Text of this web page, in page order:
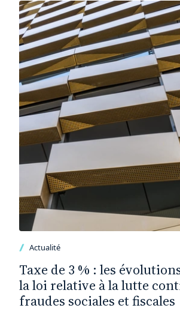
Actualité
Taxe de 3 % : les
la loi relative à la lutte
fraudes sociales et fiscales